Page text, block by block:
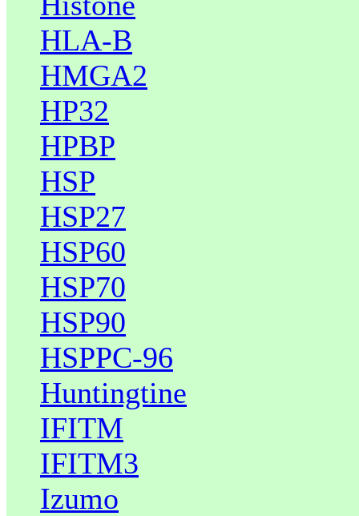
HLA-B
HMGA2
HP32
HPBP
HSP
HSP27
HSP60
HSP70
HSP90
HSPPC-96
Huntingtine
IFITM
IFITM3
Izumo